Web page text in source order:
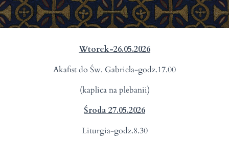
Wtorek-26.05.2026
Akafist do Św. Gabriela-godz.17.00
(kaplica na plebanii)
Środa 27.05.2026
Liturgia-godz.8.30